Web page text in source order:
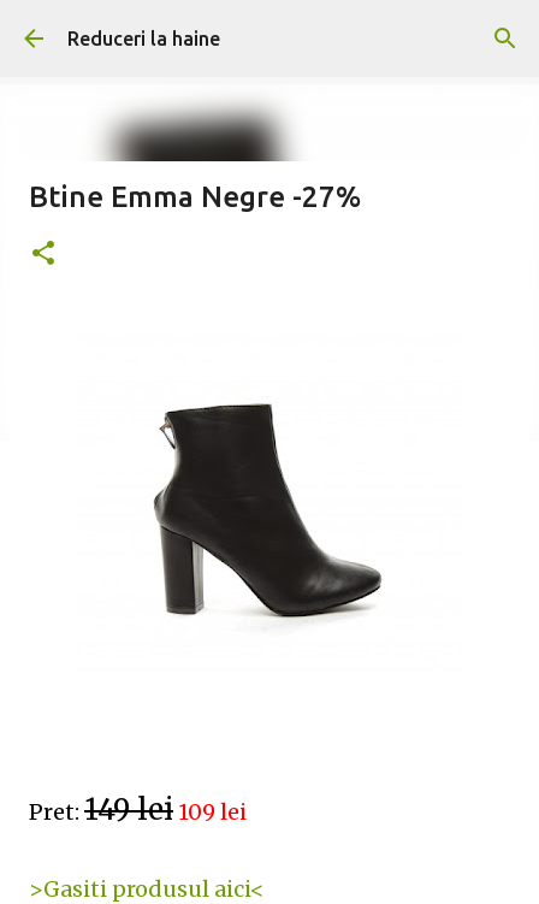
Treceți la conținutul principal
Reduceri la haine
Btine Emma Negre -27%
Pret: 149 lei 109 lei
>Gasiti produsul aici<